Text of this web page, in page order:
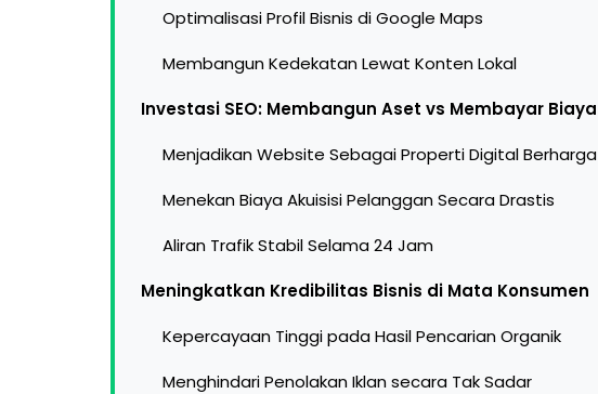
Optimalisasi Profil Bisnis di Google Maps
Membangun Kedekatan Lewat Konten Lokal
Investasi SEO: Membangun Aset vs Membayar Biaya
Menjadikan Website Sebagai Properti Digital Berharga
Menekan Biaya Akuisisi Pelanggan Secara Drastis
Aliran Trafik Stabil Selama 24 Jam
Meningkatkan Kredibilitas Bisnis di Mata Konsumen
Kepercayaan Tinggi pada Hasil Pencarian Organik
Menghindari Penolakan Iklan secara Tak Sadar